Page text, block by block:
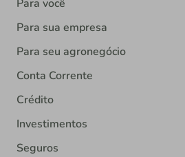
Para você
Para sua empresa
Para seu agronegócio
Conta Corrente
Crédito
Investimentos
Seguros